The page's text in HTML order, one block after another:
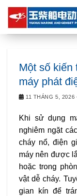
Skip
content
Một số kiến
máy phát
11 THÁNG 5, 2026
Khi sử dụng
nghiêm ngặt
cháy nổ, điện
máy nên được
hoặc trong
vật dễ cháy.
gian kín để